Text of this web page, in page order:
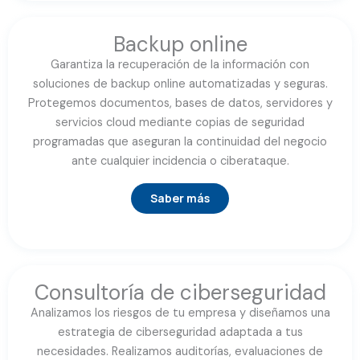
Backup online
Garantiza la recuperación de la información con
soluciones de backup online automatizadas y seguras.
Protegemos documentos, bases de datos, servidores y
servicios cloud mediante copias de seguridad
programadas que aseguran la continuidad del negocio
ante cualquier incidencia o ciberataque.
Saber más
Consultoría de ciberseguridad
Analizamos los riesgos de tu empresa y diseñamos una
estrategia de ciberseguridad adaptada a tus
necesidades. Realizamos auditorías, evaluaciones de